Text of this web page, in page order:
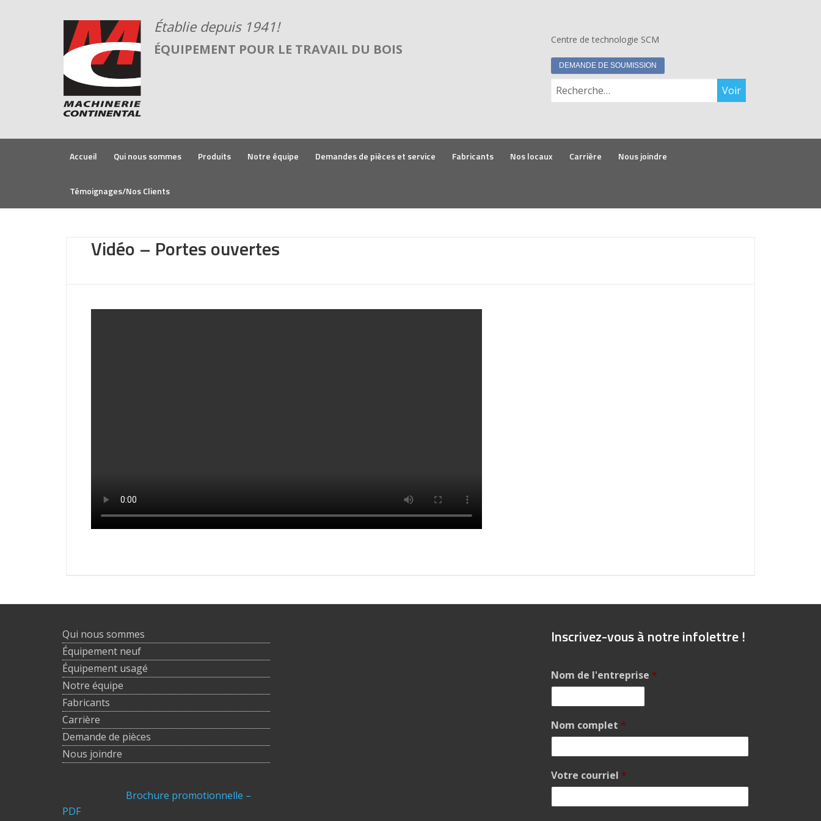
ÉQUIPEMENT POUR LE TRAVAIL DU BOIS
Centre de technologie SCM
DEMANDE DE SOUMISSION
Accueil Qui nous sommes Produits Notre équipe Demandes de pièces et service Fabricants Nos locaux Carrière Nous joindre
Témoignages/Nos Clients
Vidéo – Portes ouvertes
Qui nous sommes
Équipement neuf
Équipement usagé
Notre équipe
Fabricants
Carrière
Demande de pièces
Nous joindre
Brochure promotionnelle –
PDF
Inscrivez-vous à notre infolettre !
Nom de l'entreprise *
Nom complet *
Votre courriel *